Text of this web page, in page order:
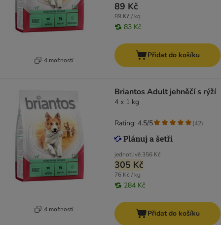
4 možností
89 Kč
89 Kč / kg
83 Kč
Přidat do košíku
4 možností
Briantos Adult jehněčí s rýží
4 x 1 kg
jednotlivě 356 Kč
305 Kč
76 Kč / kg
284 Kč
Rating: 4.5/5 (42)
Přidat do košíku